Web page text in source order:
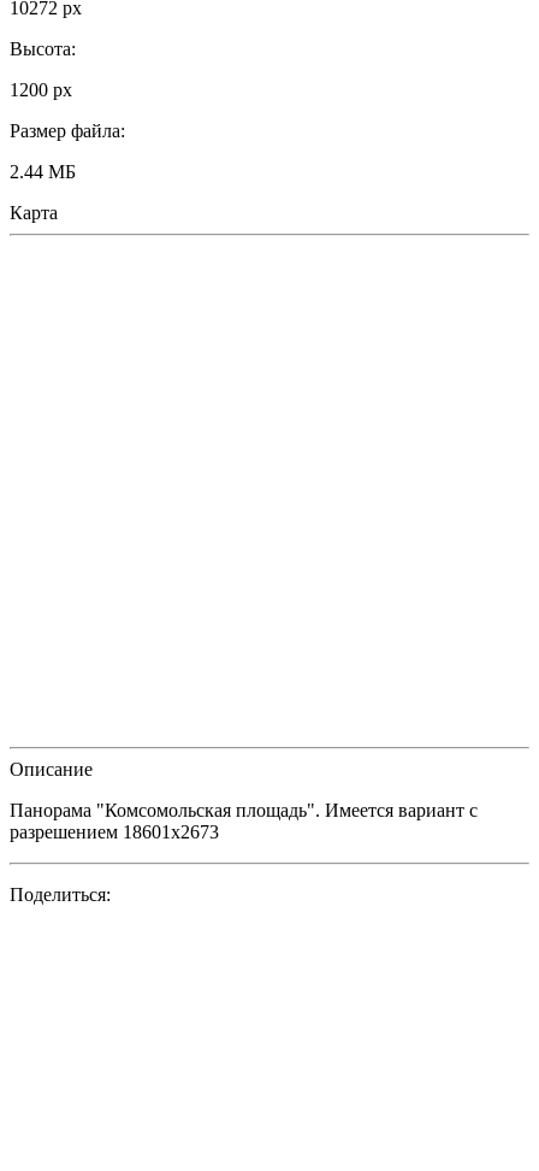
10272 px
Высота:
1200 px
Размер файла:
2.44 МБ
Карта
Описание
Панорама "Комсомольская площадь". Имеется вариант с
разрешением 18601х2673
Поделиться: